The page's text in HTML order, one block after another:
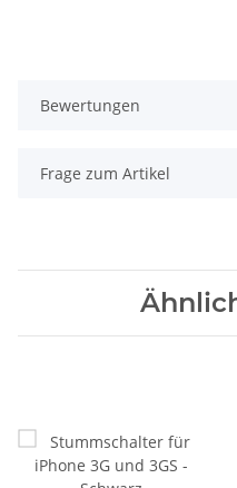
Bewertungen
Frage zum Artikel